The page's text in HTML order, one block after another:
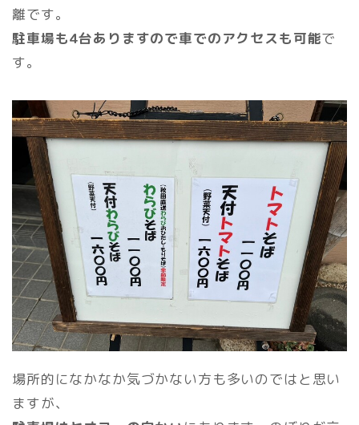
離です。
駐車場も4台ありますので車でのアクセスも可能で
す。
場所的になかなか気づかない方も多いのではと思い
ますが、